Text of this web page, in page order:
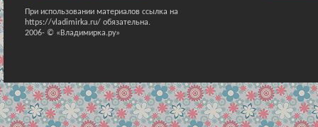
При использовании материалов ссылка на
https://vladimirka.ru/ обязательна.
2006- © «Владимирка.ру»